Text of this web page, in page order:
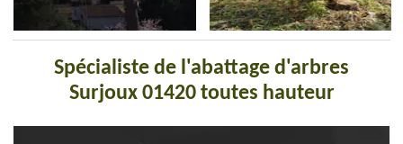
Spécialiste de l'abattage d'arbres
Surjoux 01420 toutes hauteur